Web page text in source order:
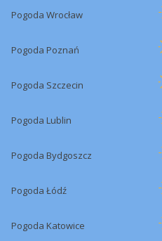
Pogoda Wrocław
Pogoda Poznań
Pogoda Szczecin
Pogoda Lublin
Pogoda Bydgoszcz
Pogoda Łódź
Pogoda Katowice